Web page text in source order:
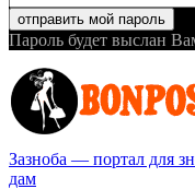
Пароль будет выслан
Зазноба — портал для
дам